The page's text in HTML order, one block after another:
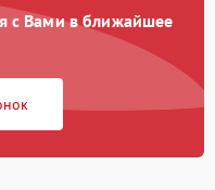
Подробнее →
₽ Подробнее →
с Вами в ближайшее